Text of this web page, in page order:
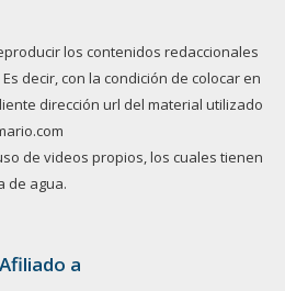
los contenidos redaccionales
decir, con la condición de colocar en
dirección url del material utilizado
de videos propios, los cuales tienen
de agua.
Afiliado a